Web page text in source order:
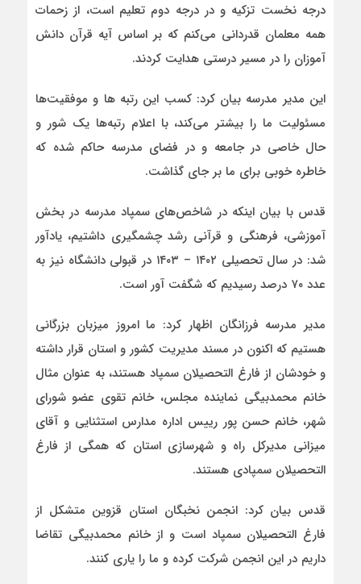
درجه نخست تزکیه و در درجه دوم تعلیم است، از زحمات
همه معلمان قدردانی می‌کنم که بر اساس آیه قرآن دانش
آموزان را در مسیر درستی هدایت کردند.
این مدیر مدرسه بیان کرد: کسب این رتبه ها و موفقیت‌ها
مسئولیت ما را بیشتر می‌کند، با اعلام رتبه‌ها یک شور و
حال خاصی در جامعه و در فضای مدرسه حاکم شده که
خاطره خوبی برای ما بر جای گذاشت.
قدس با بیان اینکه در شاخص‌های سمپاد مدرسه در بخش
آموزشی، فرهنگی و قرآنی رشد چشمگیری داشتیم، یادآور
شد: در سال تحصیلی ۱۴۰۲ – ۱۴۰۳ در قبولی دانشگاه نیز به
عدد ۷۰ درصد رسیدیم که شگفت آور است.
مدیر مدرسه فرزانگان اظهار کرد: ما امروز میزبان بزرگانی
هستیم که اکنون در مسند مدیریت کشور و استان قرار داشته
و خودشان از فارغ التحصیلان سمپاد هستند، به عنوان مثال
خانم محمدبیگی نماینده مجلس، خانم تقوی عضو شورای
شهر، خانم حسن پور رییس اداره مدارس استثنایی و آقای
میزانی مدیرکل راه و شهرسازی استان که همگی از فارغ
التحصیلان سمپادی هستند.
قدس بیان کرد: انجمن نخبگان استان قزوین متشکل از
فارغ التحصیلان سمپاد است و از خانم محمدبیگی تقاضا
داریم در این انجمن شرکت کرده و ما را یاری کنند.